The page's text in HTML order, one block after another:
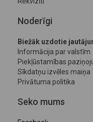
Noderīgi
Biežāk uzdotie
Informācija par valstīm
Piekļūstamības
Sīkdatņu izvēles maiņa
Privātuma politika
Seko mums